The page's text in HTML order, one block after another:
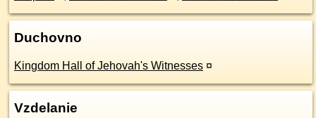
Duchovno
Kingdom Hall of Jehovah's Witnesses ¤
Vzdelanie